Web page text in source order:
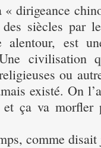
« dirigeance
siècles par
est
civilisation
ou
existé. On
ça va
comme